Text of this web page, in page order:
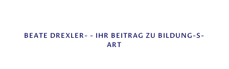
BEATE DREXLER- - IHR BEITRAG ZU BILDUNG-S-
ART